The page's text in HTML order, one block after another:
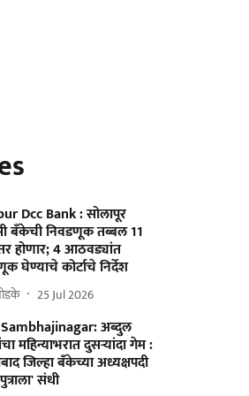
Dcc Bank : सोलापूर
बॅंकेची निवडणूक तब्बल 11
होणार; 4 आठवड्यांत
घेण्याचे कोर्टाचे निर्देश
25 Jul 2026
अब्दुल
महिन्याभरात दुसऱ्यांदा गेम :
जिल्हा बँकेच्या अध्यक्षपदी
संधी